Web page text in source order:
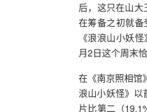
后，这只在山
在筹备之初就备
《浪浪山小妖
月2日这个周末
在《南京照相馆
浪山小妖怪》
片比第二（